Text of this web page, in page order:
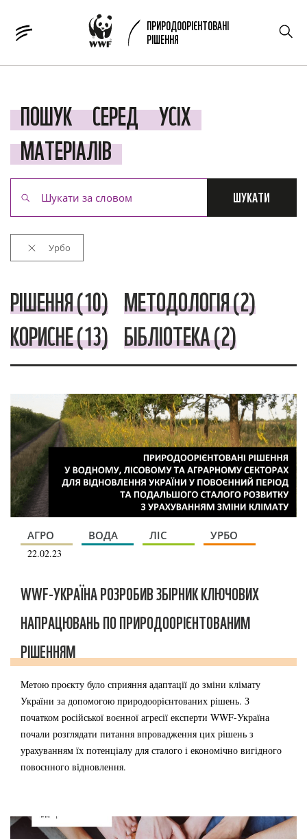
ПРИРОДООРІЄНТОВАНІ
РІШЕННЯ
ПОШУК СЕРЕД
УСІХ
МАТЕРІАЛІВ
ШУКАТИ
Урбо
РІШЕННЯ (10) МЕТОДОЛОГІЯ (2)
КОРИСНЕ (13) БІБЛІОТЕКА (2)
АГРО ВОДА ЛІС УРБО
22.02.23
WWF-УКРАЇНА РОЗРОБИВ ЗБІРНИК КЛЮЧОВИХ
НАПРАЦЮВАНЬ ПО ПРИРОДООРІЄНТОВАНИМ
РІШЕННЯМ
Метою проєкту було сприяння адаптації до зміни клімату
України за допомогою природоорієнтованих рішень. З
початком російської воєнної агресії експерти WWF-Україна
почали розглядати питання впровадження цих рішень з
урахуванням їх потенціалу для сталого і економічно вигідного
повоєнного відновлення.